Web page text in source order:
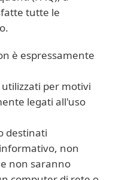
tutte le
è espressamente
per motivi
legati all'uso
destinati
non
non saranno